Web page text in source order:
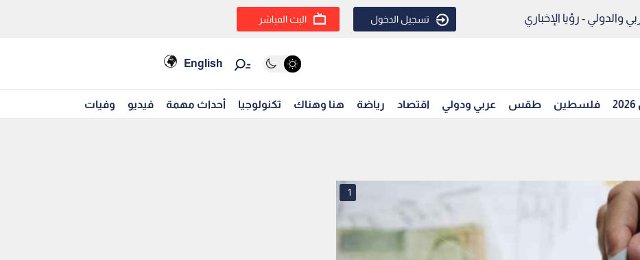
والدولي - رؤيا الإخباري تسجيل الدخول البث المباشر
English
فلسطين طقس عربي ودولي اقتصاد رياضة هنا وهناك تكنولوجيا أحداث مهمة فيديو وفيات
1